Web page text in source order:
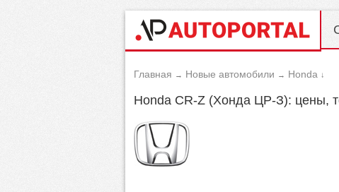
Главная → Новые автомобили → Honda ↓
Honda CR-Z (Хонда ЦР-З): цены,